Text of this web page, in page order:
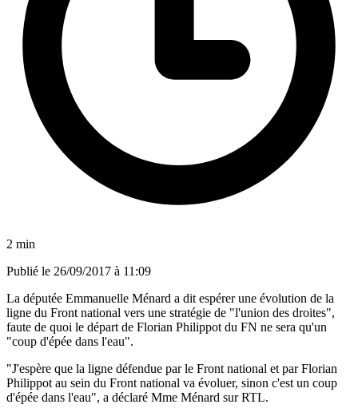
2 min
Publié le 26/09/2017 à 11:09
La députée Emmanuelle Ménard a dit espérer une évolution de la
ligne du Front national vers une stratégie de "l'union des droites",
faute de quoi le départ de Florian Philippot du FN ne sera qu'un
"coup d'épée dans l'eau".
"J'espère que la ligne défendue par le Front national et par Florian
Philippot au sein du Front national va évoluer, sinon c'est un coup
d'épée dans l'eau", a déclaré Mme Ménard sur RTL.